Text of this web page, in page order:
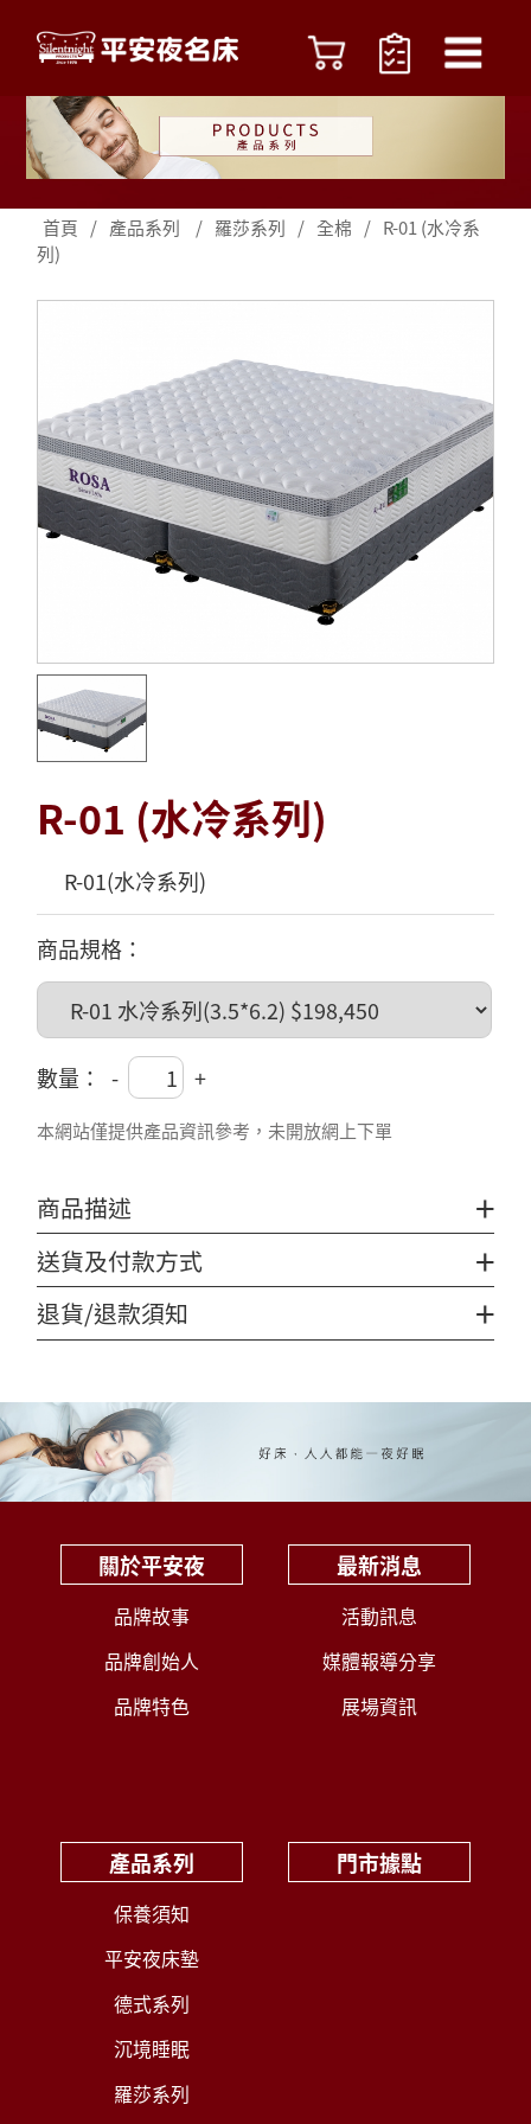
首頁 / 產品系列 / 羅莎系列 / 全棉 / R-01 (水冷系
列)
R-01 (水冷系列)
R-01(水冷系列)
商品規格：
數量： - +
本網站僅提供產品資訊參考，未開放網上下單
商品描述 +
送貨及付款方式 +
退貨/退款須知 +
關於平安夜
品牌故事
品牌創始人
品牌特色
最新消息
活動訊息
媒體報導分享
展場資訊
產品系列
保養須知
平安夜床墊
德式系列
沉境睡眠
羅莎系列
門市據點